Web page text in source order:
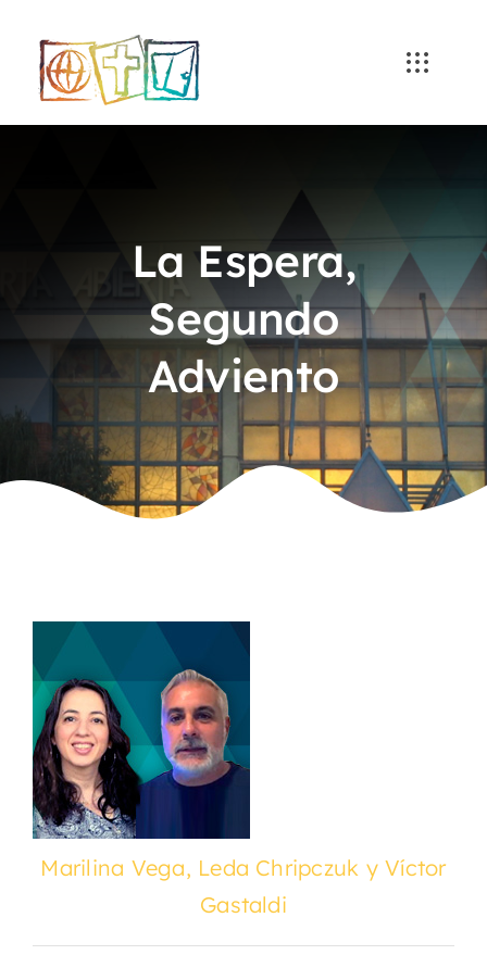
content
La Espera,
Segundo
Adviento
Marilina Vega, Leda Chripczuk y Víctor
Gastaldi